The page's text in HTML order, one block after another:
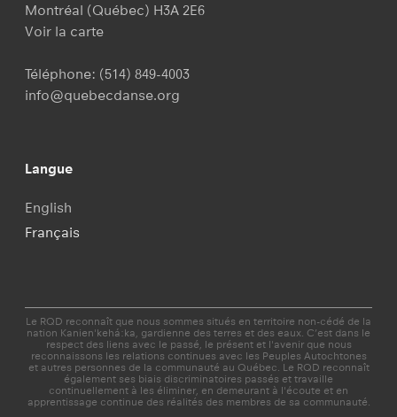
Montréal (Québec) H3A 2E6
Voir la carte
Téléphone: (514) 849-4003
info@quebecdanse.org
Langue
English
Français
Le RQD reconnaît que nous sommes situés en territoire non-cédé de la
nation Kanien'kehá:ka, gardienne des terres et des eaux. C’est dans le
respect des liens avec le passé, le présent et l'avenir que nous
reconnaissons les relations continues avec les Peuples Autochtones
et autres personnes de la communauté au Québec. Le RQD reconnaît
également ses biais discriminatoires passés et travaille
continuellement à les éliminer, en demeurant à l'écoute et en
apprentissage continue des réalités des membres de sa communauté.